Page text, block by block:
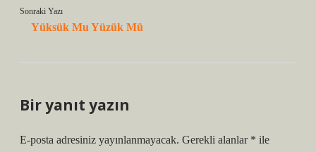
Sonraki Yazı
Yüksük Mu Yüzük Mü
Bir yanıt yazın
E-posta adresiniz yayınlanmayacak. Gerekli alanlar * ile